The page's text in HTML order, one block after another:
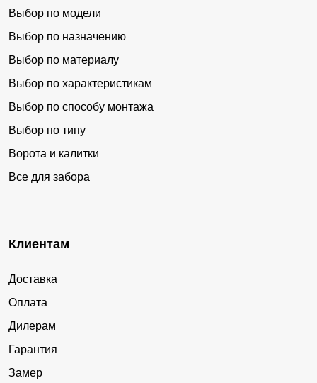
Выбор по модели
Выбор по назначению
Выбор по материалу
Выбор по характеристикам
Выбор по способу монтажа
Выбор по типу
Ворота и калитки
Все для забора
Клиентам
Доставка
Оплата
Дилерам
Гарантия
Замер